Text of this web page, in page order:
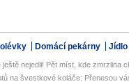
Domácí pekárny Jídlo
nejedli! Pět míst, kde zmrzlina
na švestkové koláče: Přenesou